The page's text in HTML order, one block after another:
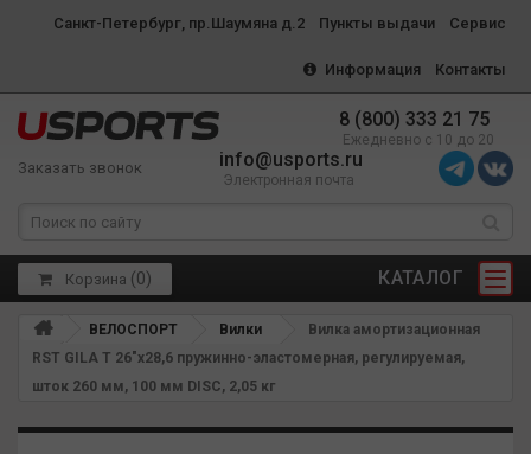
Санкт-Петербург, пр.Шаумяна д.2 Пункты выдачи Сервис
Информация Контакты
8 (800) 333 21 75
Ежедневно с 10 до 20
Заказать звонок info@usports.ru
Электронная почта
КАТАЛОГ
Корзина (0)
ВЕЛОСПОРТ Вилки
Вилка амортизационная
RST GILA Т 26"х28,6 пружинно-эластомерная, регулируемая,
шток 260 мм, 100 мм DISC, 2,05 кг